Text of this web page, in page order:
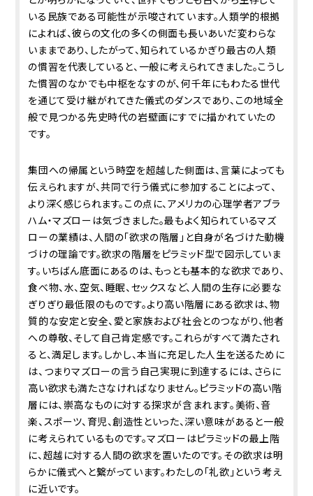
いる民族である可能性が示唆されています。人類学的根拠
によれば、彼らの文化の多くの側面も長いあいだ変わらな
いままであり、したがって、知られているかぎり最古の人類
の慣習を代表していると、一般に考えられてきました。こうし
た慣習のなかでも中枢をなすのが、何千年にもわたる世代
を通じて受け継がれてきた儀式のダンスであり、この地域全
般で見つかる先史時代の岩壁画にすでに描かれていたの
です。
集団への帰属という時空を超越した側面は、言葉によっても
伝えられますが、共同で行う儀式に参加することによって、
より深く感じられます。この点に、アメリカの心理学者アブラ
ハム・マズローは気づきました。最もよく知られているマズ
ローの業績は、人間の「欲求の階層」と自身が名づけた動機
づけの理論です。欲求の階層をピラミッド型で図示していま
す。いちばん底面にあるのは、もっとも基本的な欲求であり、
食べ物、水、空気、睡眠、セックスなど、人間の生存に必要な
ぎりぎり最低限のものです。より高い階層にある欲求は、物
質的な安定と安全、愛と家族および社会とのつながり、他者
への尊敬、そして自己肯定感です。これらがすべて満たされ
ると、満足します。しかし、本当に充足した人生を送るために
は、つまりマズローの言う自己実現に到達するには、さらに
高い欲求も満たさなければなりません。ピラミッドの高い階
層には、崇高なものに対する探求が含まれます。美術、音
楽、スポーツ、育児、創造性といった、深い意味があると一般
に考えられているものです。マズローはピラミッドの最上階
に、超越に対する人間の欲求を置いたのです。その欲求は明
らかに儀式へと繋がっています。わたしの「礼欲」という考え
に近いです。